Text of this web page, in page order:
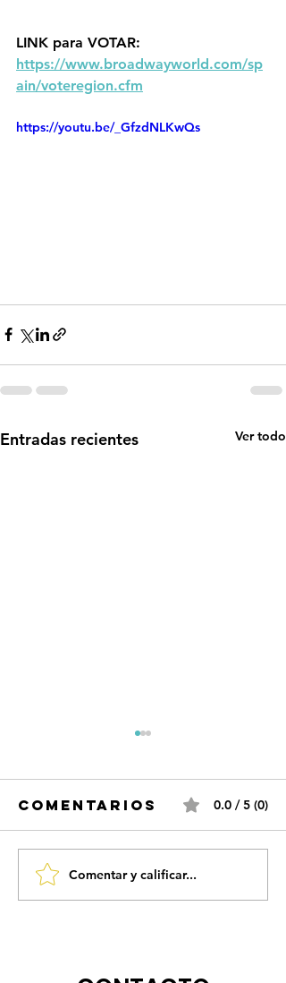
LINK para VOTAR:
https://www.broadwayworld.com/sp
ain/voteregion.cfm
https://youtu.be/_GfzdNLKwQs
Entradas recientes Ver todo
Comentarios 0.0 / 5 (0)
Comentar y calificar...